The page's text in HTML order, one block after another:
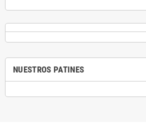
NUESTROS PATINES